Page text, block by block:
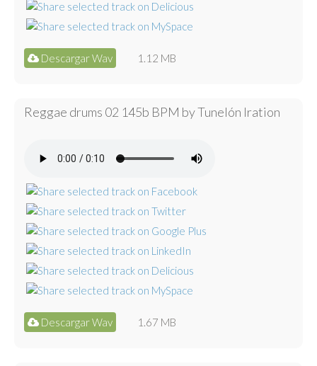
Descargar Wav 1.12 MB
Reggae drums 02 145b BPM by Tunelón Iration
Descargar Wav 1.67 MB